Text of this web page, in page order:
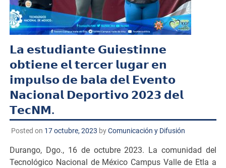
𝗟𝗮 𝗲𝘀𝘁𝘂𝗱𝗶𝗮𝗻𝘁𝗲 𝗚𝘂𝗶𝗲𝘀𝘁𝗶𝗻𝗻𝗲
𝗼𝗯𝘁𝗶𝗲𝗻𝗲 𝗲𝗹 𝘁𝗲𝗿𝗰𝗲𝗿 𝗹𝘂𝗴𝗮𝗿 𝗲𝗻
𝗶𝗺𝗽𝘂𝗹𝘀𝗼 𝗱𝗲 𝗯𝗮𝗹𝗮 𝗱𝗲𝗹 𝗘𝘃𝗲𝗻𝘁𝗼
𝗡𝗮𝗰𝗶𝗼𝗻𝗮𝗹 𝗗𝗲𝗽𝗼𝗿𝘁𝗶𝘃𝗼 𝟮𝟬𝟮𝟯 𝗱𝗲𝗹
𝗧𝗲𝗰𝗡𝗠.
Posted on 17 octubre, 2023 byComunicación y Difusión
Durango, Dgo., 16 de octubre 2023. La comunidad del
Tecnológico Nacional de México Campus Valle de Etla a